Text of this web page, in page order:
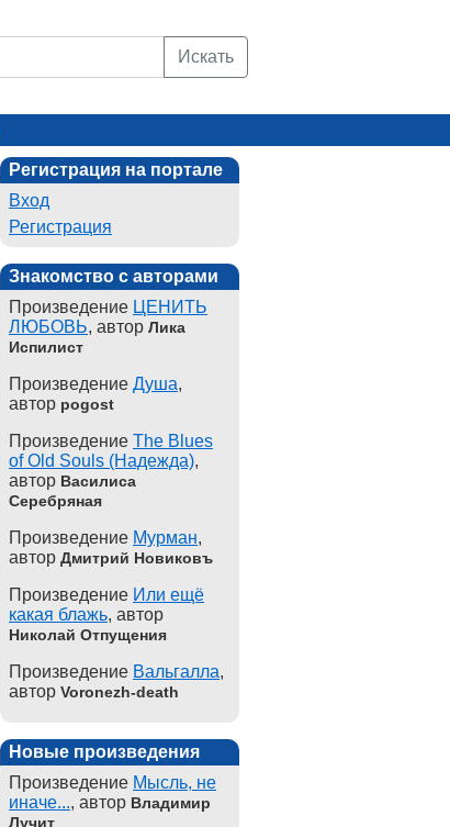
Искать
Регистрация на портале
Вход
Регистрация
Знакомство с авторами
Произведение ЦЕНИТЬ
ЛЮБОВЬ, автор Лика
Испилист
Произведение Душа,
автор pogost
Произведение The Blues
of Old Souls (Надежда),
автор Василиса
Серебряная
Произведение Мурман,
автор Дмитрий Новиковъ
Произведение Или ещё
какая блажь, автор
Николай Отпущения
Произведение Вальгалла,
автор Voronezh-death
Новые произведения
Произведение Мысль, не
иначе..., автор Владимир
Лучит